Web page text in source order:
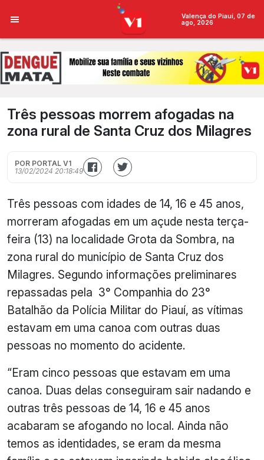
Valença do Piauí, 07 de
ago, 2026
Três pessoas morrem afogadas na
zona rural de Santa Cruz dos Milagres
POR PORTAL V1
13/02/2024 20:18:49
Três pessoas com idades de 14, 16 e 45 anos,
morreram afogadas em um açude nesta terça-
feira (13) na localidade Grota da Sombra, na
zona rural do município de Santa Cruz dos
Milagres. Segundo informações preliminares
repassadas pela 3° Companhia do 23°
Batalhão da Polícia Militar do Piauí, as vítimas
estavam em uma canoa com outras duas
pessoas no momento do acidente.
“Eram cinco pessoas que estavam em uma
canoa. Duas delas conseguiram sair nadando e
outras três pessoas de 14, 16 e 45 anos
acabaram se afogando no local. Ainda não
temos as identidades, se eram da mesma